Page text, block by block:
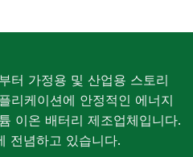
터 가정용 및 산업용 스토리
리케이션에 안정적인 에너지
이온 배터리 제조업체입니다.
전념하고 있습니다.